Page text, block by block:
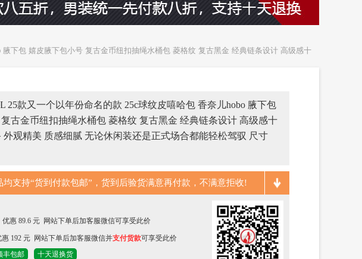
下包 嬉皮腋下包小号 复古金币纽扣抽绳水桶包 菱格纹 复古黑金 经典链条设计 高级感十
25款又一个以年份命名的款 25c球纹皮嘻哈包 香奈儿hobo 腋下包
古金币纽扣抽绳水桶包 菱格纹 复古黑金 经典链条设计 高级感十
外观精美 质感细腻 无论休闲装还是正式场合都能轻松驾驭 尺寸
均支持“货到付款包邮”，货到后验货满意再付款，不满意拒收!
优惠 89.6 元 网站下单后加客服微信可享受此价
惠 192 元 网站下单后加客服微信并支付货款可享受此价
丰包邮 十天退换货